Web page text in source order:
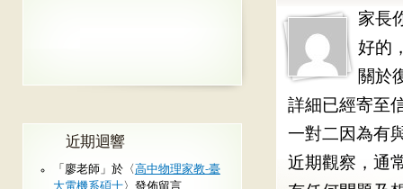
家長
好的
關於
詳細已經寄至
一對二因為有
近期觀察，通
近期迴響
「 廖老師 」於〈 高中物理家教-臺
大電機系碩士〉發佈留言